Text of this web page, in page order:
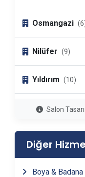
Osmangazi
Nilüfer (9)
Yıldırım (10)
İnegöl (1)
Salon
Diğer
Boya & Badana